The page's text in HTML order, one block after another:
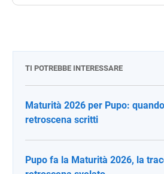
TI POTREBBE INTERESSARE
Maturità 2026 per Pupo:
retroscena scritti
Pupo fa la Maturità 2026, la